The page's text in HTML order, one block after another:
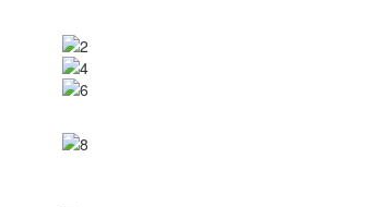
Image
Image
Image
Image